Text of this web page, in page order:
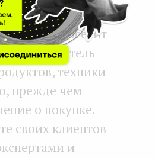
IRecommend.ru
что посетит
покупатель
техники
прежде чем
о покупке.
своих клиентов
и